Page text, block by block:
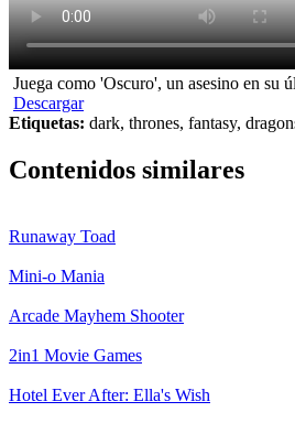
Juega como 'Oscuro', un asesino en su
Descargar
Etiquetas: dark, thrones, fantasy,
Contenidos similares
Runaway Toad
Mini-o Mania
Arcade Mayhem Shooter
2in1 Movie Games
Hotel Ever After: Ella's Wish